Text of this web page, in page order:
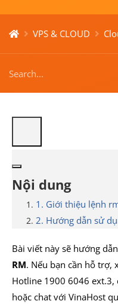
VPS & CLOUD
Nội dung
1. Giới thiệu lệnh
2. Hướng dẫn sử
Bài viết này sẽ hướng
RM. Nếu bạn cần hỗ trợ,
Hotline 1900 6046 ext.3,
hoặc chat với VinaHost